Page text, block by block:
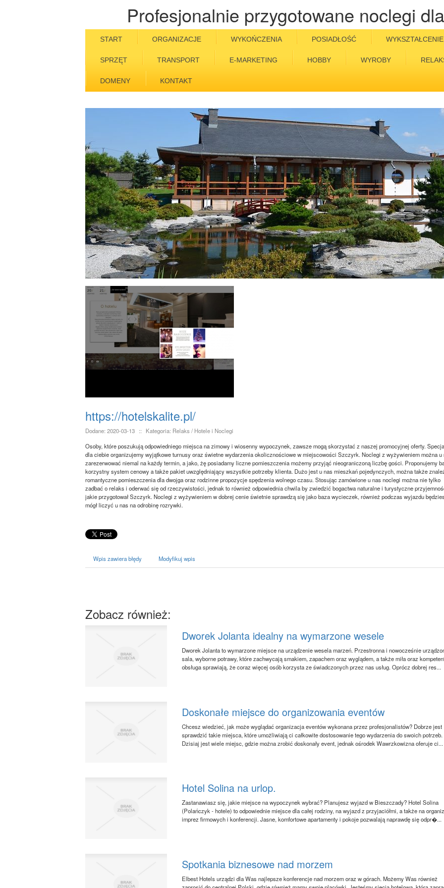
Profesjonalnie przygotowane noclegi
START ORGANIZACJE WYKOŃCZENIA POSIADŁOŚĆ WYKSZTAŁCENIE
SPRZĘT TRANSPORT E-MARKETING HOBBY WYROBY
DOMENY KONTAKT
https://hotelskalite.pl/
Dodane: 2020-03-13 ::
Kategoria: Relaks / Hotele i Noclegi
Osoby, które poszukują odpowiedniego miejsca na zimowy i wiosenny wypoczynek, zawsze mogą skorzystać z naszej promocyjnej oferty.
dla ciebie organizujemy wyjątkowe turnusy oraz świetne wydarzenia okolicznościowe w miejscowości Szczyrk. Noclegi z wyżywieniem można u
zarezerwować niemal na każdy termin, a jako, żę posiadamy liczne pomieszczenia możemy przyjąć nieograniczoną liczbę gości. Proponujemy
korzystny system cenowy a także pakiet uwzględniający wszystkie potrzeby klienta. Dużo jest u nas mieszkań pojedynczych, można także
romantyczne pomieszczenia dla dwojga oraz rodzinne propozycje spędzenia wolnego czasu. Stosując zamówione u nas noclegi można nie tylko
zadbać o relaks i oderwać się od rzeczywistości, jednak to również odpowiednia chwila by zwiedzić bogactwa naturalne i turystyczne
jakie przygotował Szczyrk. Noclegi z wyżywieniem w dobrej cenie świetnie sprawdzą się jako baza wycieczek, również podczas wyjazdu
mógł liczyć u nas na odrobinę rozrywki.
Wpis zawiera błędy Modyfikuj wpis
Zobacz również:
Dworek Jolanta idealny na wymarzone wesele
Dworek Jolanta to wymarzone miejsce na urządzenie wesela marzeń. Przestronna i nowocześnie
sala, wyborne potrawy, które zachwycają smakiem, zapachem oraz wyglądem, a także miła oraz
obsługa sprawiają, że coraz więcej osób korzysta ze świadczonych przez nas usług. Oprócz dobrej res...
Doskonałe miejsce do organizowania eventów
Chcesz wiedzieć, jak może wyglądać organizacja eventów wykonana przez profesjonalistów? Dobrze jest
sprawdzić takie miejsca, które umożliwiają ci całkowite dostosowanie tego wydarzenia do swoich potrzeb.
Dzisiaj jest wiele miejsc, gdzie można zrobić doskonały event, jednak ośrodek Wawrzkowizna oferuje ci...
Hotel Solina na urlop.
Zastanawiasz się, jakie miejsce na wypoczynek wybrać? Planujesz wyjazd w Bieszczady? Hotel Solina
(Polańczyk - hotele) to odpowiednie miejsce dla całej rodziny, na wyjazd z przyjaciółmi, a także na
imprez firmowych i konferencji. Jasne, komfortowe apartamenty i pokoje pozwalają naprawdę się odpr�...
Spotkania biznesowe nad morzem
Elbest Hotels urządzi dla Was najlepsze konferencje nad morzem oraz w górach. Możemy Was również